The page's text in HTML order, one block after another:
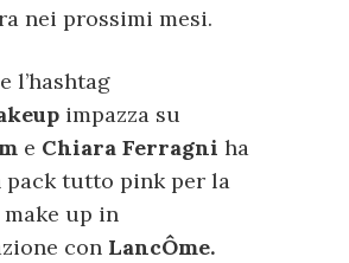
nei prossimi mesi.
l’hashtag
impazza su
e Chiara Ferragni ha
pack tutto pink per la
up in
con LancÔme.